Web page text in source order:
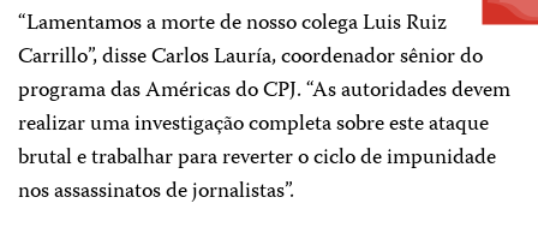
“Lamentamos a morte de nosso colega Luis Ruiz
Carrillo”, disse Carlos Lauría, coordenador sênior do
programa das Américas do CPJ. “As autoridades devem
realizar uma investigação completa sobre este ataque
brutal e trabalhar para reverter o ciclo de impunidade
nos assassinatos de jornalistas”.